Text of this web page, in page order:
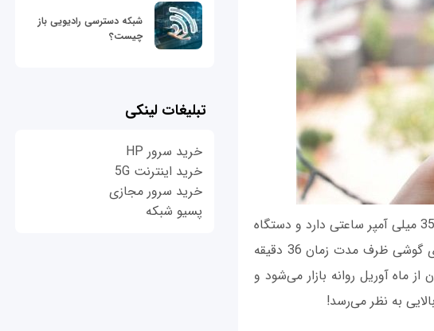
باتری که در گوشی هوشمند بلک‌بری کی‌وان استفاده شده است، ظرفیت 3505 میلی آمپر ساعتی دارد و دستگاه
از تکنولوژی شارژ سریع 3.0 پشتیبانی به عمل می‌آورد که به موجب آن باتری گوشی ظرف مدت زمان 36 دقیقه
از ماه آوریل روانه بازار می‌شود و
شبکه دسترسی رادیویی باز
چیست؟
تبلیغات لینکی
خرید سرور HP
خرید اینترنت 5G
خرید سرور مجازی
پسیو شبکه